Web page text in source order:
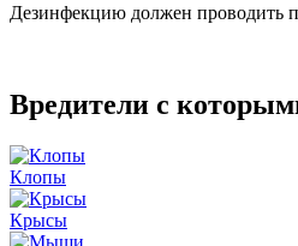
Дезинфекцию должен проводить
Вредители с
Клопы
Крысы